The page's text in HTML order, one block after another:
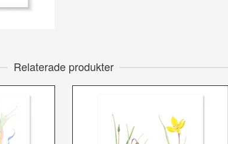
Relaterade produkter